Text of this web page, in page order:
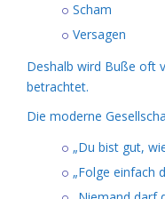
Scham
Versagen
Deshalb wird Buße oft
betrachtet.
Die moderne
„Du bist gut,
„Folge einfach